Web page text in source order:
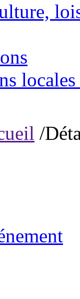
locales
/